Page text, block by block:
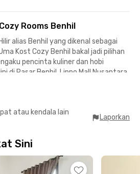
Rooms Benhil
alias Benhil yang dikenal sebagai
Kost Cozy Benhil bakal jadi pilihan
pencinta kuliner dan hobi
di Pasar Benhil, Lippo Mall Nusantara,
kurang dari 15 menit. Kamu
mengisi perut.
cocok buat karyawan yang
Subroto, dan Slipi. Soalnya lokasi
Bendungan Hilir dan Stasiun Karet
atau kendala lain
Laporkan
Sini